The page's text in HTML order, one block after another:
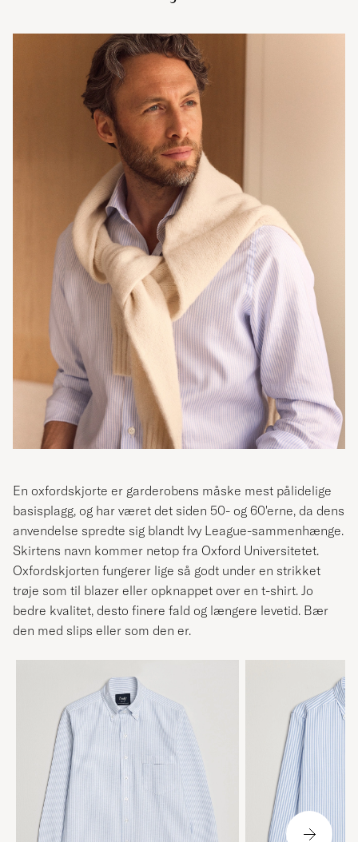
En oxfordskjorte er garderobens måske mest pålidelige
basisplagg, og har været det siden 50- og 60'erne, da dens
anvendelse spredte sig blandt Ivy League-sammenhænge.
Skirtens navn kommer netop fra Oxford Universitetet.
Oxfordskjorten fungerer lige så godt under en strikket
trøje som til blazer eller opknappet over en t-shirt. Jo
bedre kvalitet, desto finere fald og længere levetid. Bær
den med slips eller som den er.